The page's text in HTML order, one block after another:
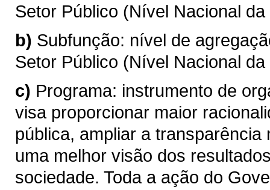
Setor Público (Nível Nacional
b) Subfunção: nível de
Setor Público (Nível Nacional
c) Programa: instrumento de
visa proporcionar maior
pública, ampliar a
uma melhor visão dos
sociedade. Toda a ação do